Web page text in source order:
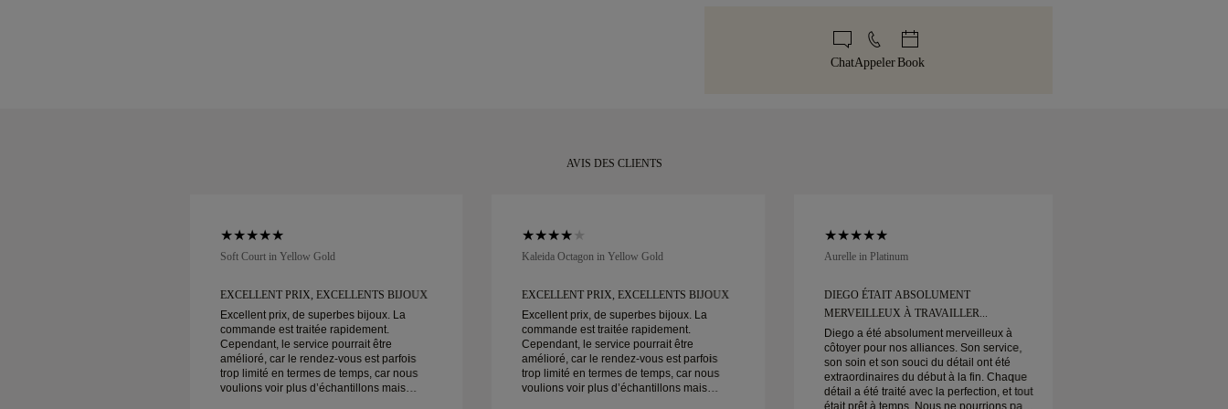
valeur, nous utilisons un service d'expédition spécialisé
Votre bijou artisanal est livré dans notre coffret jaune
ChatAppelerBook
AVIS DES CLIENTS
Soft Court in Yellow Gold
EXCELLENT PRIX, EXCELLENTS BIJOUX
Excellent prix, de superbes bijoux. La
commande est traitée rapidement.
Cependant, le service pourrait être
amélioré, car le rendez-vous est parfois
trop limité en termes de temps, car nous
voulions voir plus d’échantillons mais
Kaleida Octagon in Yellow Gold
EXCELLENT PRIX, EXCELLENTS BIJOUX
Excellent prix, de superbes bijoux. La
commande est traitée rapidement.
Cependant, le service pourrait être
amélioré, car le rendez-vous est parfois
trop limité en termes de temps, car nous
voulions voir plus d’échantillons mais
Aurelle in Platinum
DIEGO ÉTAIT ABSOLUMENT
MERVEILLEUX À TRAVAILLER...
Diego a été absolument merveilleux à
côtoyer pour nos alliances. Son service,
son soin et son souci du détail ont été
extraordinaires du début à la fin. Chaque
détail a été traité avec la perfection, et tout
était prêt à temps. Nous ne pourrions pas